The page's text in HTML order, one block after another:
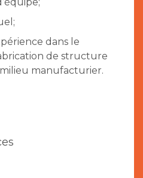
dans le
de structure
manufacturier.